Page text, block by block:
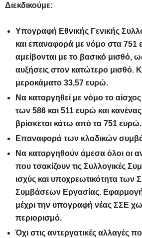
Διεκδικούμε:
Υπογραφή Εθνικής Γενικής
και επαναφορά με νόμο στα 751
αμείβονται με το βασικό μισθό,
αυξήσεις στον κατώτερο μισθό.
μεροκάματο 33,57 ευρώ.
Να καταργηθεί με νόμο το
των 586 και 511 ευρώ και
βρίσκεται κάτω από τα 751 ευρώ.
Επαναφορά των κλαδικών
Να καταργηθούν άμεσα όλοι οι
που τσακίζουν τις Συλλογικές
ισχύς και υποχρεωτικότητα των
Συμβάσεων Εργασίας. Εφαρμογή
μέχρι την υπογραφή νέας ΣΣΕ
περιορισμό.
Όχι στις αντεργατικές αλλαγές